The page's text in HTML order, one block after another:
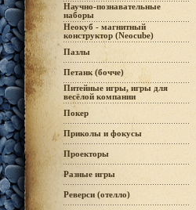
Научно-познавательные
наборы
Неокуб - магнитный
конструктор (Neocube)
Пазлы
Петанк (бочче)
Питейные игры, игры для
весёлой компании
Покер
Приколы и фокусы
Проекторы
Разные игры
Реверси (отелло)